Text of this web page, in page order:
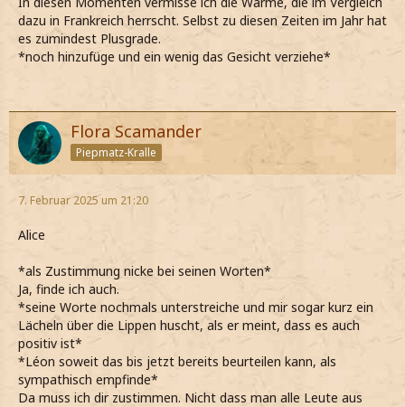
dazu in Frankreich herrscht. Selbst zu diesen Zeiten im Jahr hat
es zumindest Plusgrade.
*noch hinzufüge und ein wenig das Gesicht verziehe*
Flora Scamander
Piepmatz-Kralle
7. Februar 2025 um 21:20
Alice
*als Zustimmung nicke bei seinen Worten*
Ja, finde ich auch.
*seine Worte nochmals unterstreiche und mir sogar kurz ein
Lächeln über die Lippen huscht, als er meint, dass es auch
positiv ist*
*Léon soweit das bis jetzt bereits beurteilen kann, als
sympathisch empfinde*
Da muss ich dir zustimmen. Nicht dass man alle Leute aus